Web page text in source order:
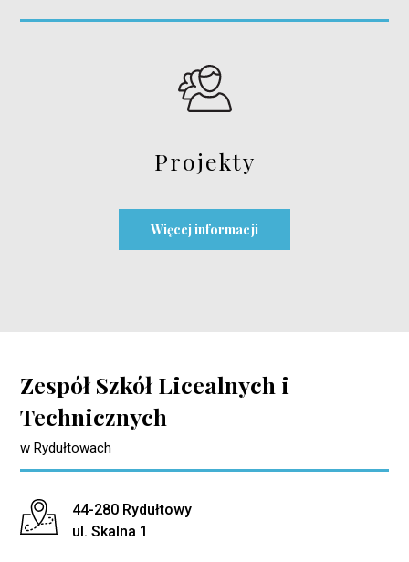
Projekty
Więcej informacji
Zespół Szkół Licealnych i
Technicznych
w Rydułtowach
Adres pocztowy:
44-280 Rydułtowy
ul. Skalna 1